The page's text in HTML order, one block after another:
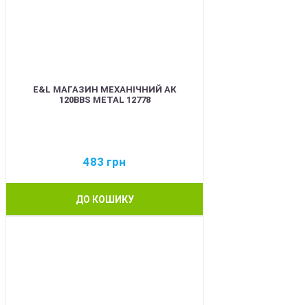
E&L МАГАЗИН МЕХАНІЧНИЙ АК
120BBS METAL 12778
483 грн
ДО КОШИКУ